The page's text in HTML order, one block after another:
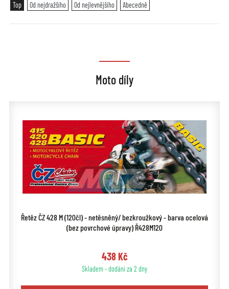
Top
Od nejdražšího Od nejlevnějšího Abecedně
Moto díly
Řetěz ČZ 428 M (120čl) - netěsněný/ bezkroužkový - barva ocelová
(bez povrchové úpravy) Ř428M120
438 Kč
Skladem - dodání za 2 dny